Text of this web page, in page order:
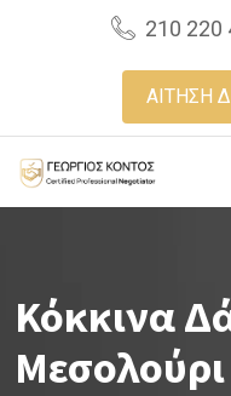
210 220
ΑΙΤΗΣΗ
Κόκκινα